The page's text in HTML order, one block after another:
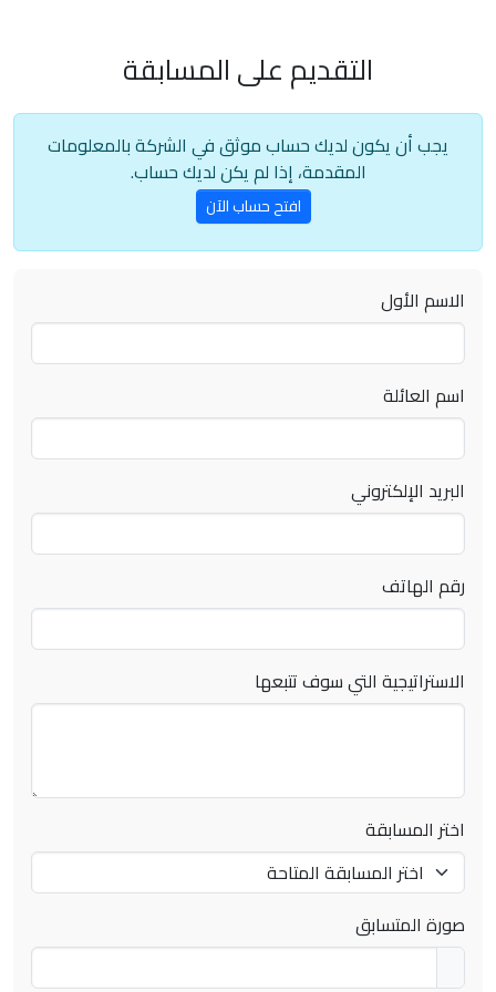
التقديم على المسابقة
يجب أن يكون لديك حساب موثق في الشركة بالمعلومات
المقدمة، إذا لم يكن لديك حساب.
افتح حساب الآن
الاسم الأول
اسم العائلة
البريد الإلكتروني
رقم الهاتف
الاستراتيجية التي سوف تتبعها
اختر المسابقة
صورة المتسابق